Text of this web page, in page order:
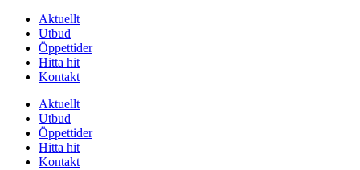
Aktuellt
Utbud
Öppettider
Hitta hit
Kontakt
Aktuellt
Utbud
Öppettider
Hitta hit
Kontakt